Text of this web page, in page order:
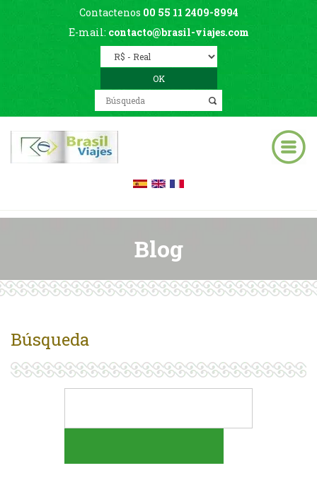
Contactenos 00 55 11 2409-8994
E-mail: contacto@brasil-viajes.com
Blog
Búsqueda